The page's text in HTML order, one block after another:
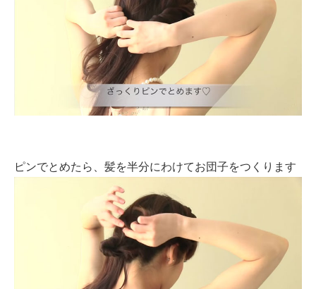
ピンでとめたら、髪を半分にわけてお団子をつくります